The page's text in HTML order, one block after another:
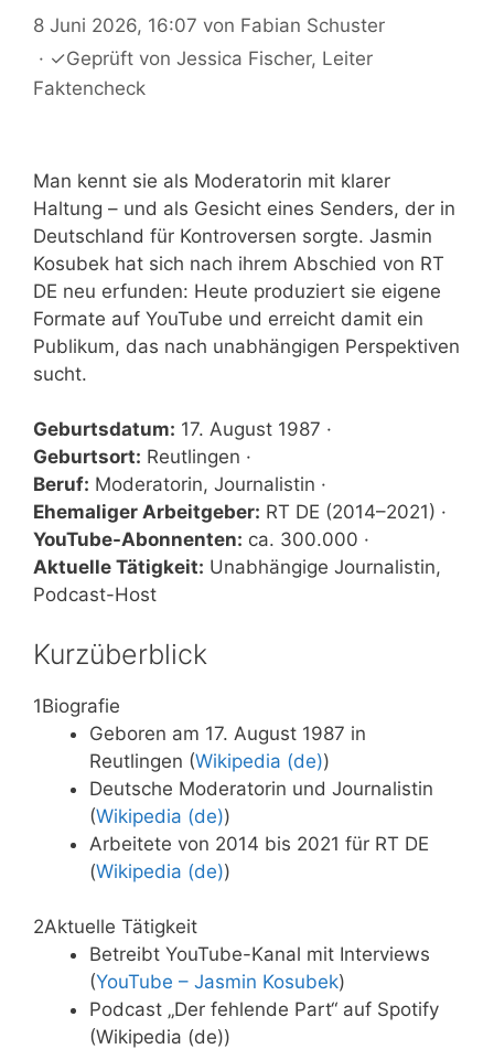
8 Juni 2026, 16:07 von Fabian Schuster
· ✓Geprüft von Jessica Fischer, Leiter
Faktencheck
Man kennt sie als Moderatorin mit klarer
Haltung – und als Gesicht eines Senders, der in
Deutschland für Kontroversen sorgte. Jasmin
Kosubek hat sich nach ihrem Abschied von RT
DE neu erfunden: Heute produziert sie eigene
Formate auf YouTube und erreicht damit ein
Publikum, das nach unabhängigen Perspektiven
sucht.
Geburtsdatum: 17. August 1987 ·
Geburtsort: Reutlingen ·
Beruf: Moderatorin, Journalistin ·
Ehemaliger Arbeitgeber: RT DE (2014–2021) ·
YouTube-Abonnenten: ca. 300.000 ·
Aktuelle Tätigkeit: Unabhängige Journalistin,
Podcast-Host
Kurzüberblick
1Biografie
Geboren am 17. August 1987 in
Reutlingen (Wikipedia (de))
Deutsche Moderatorin und Journalistin
(Wikipedia (de))
Arbeitete von 2014 bis 2021 für RT DE
(Wikipedia (de))
2Aktuelle Tätigkeit
Betreibt YouTube-Kanal mit Interviews
(YouTube – Jasmin Kosubek)
Podcast „Der fehlende Part“ auf Spotify
(Wikipedia (de))